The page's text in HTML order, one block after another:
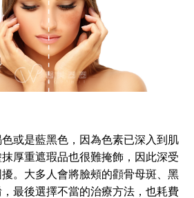
或是藍黑色，因為色素已深入到肌
厚重遮瑕品也很難掩飾，因此深受
。大多人會將臉頰的顴骨母斑、黑
最後選擇不當的治療方法，也耗費